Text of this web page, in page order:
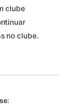
clube
no clube.